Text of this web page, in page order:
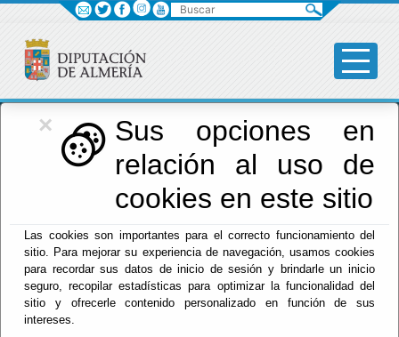
×
Sus opciones en
relación al uso de
cookies en este sitio
Las cookies son importantes para el correcto funcionamiento del
sitio. Para mejorar su experiencia de navegación, usamos cookies
para recordar sus datos de inicio de sesión y brindarle un inicio
seguro, recopilar estadísticas para optimizar la funcionalidad del
sitio y ofrecerle contenido personalizado en función de sus
intereses.
Diputación
Menú Diputación
Saludo del
presidente
Buscar